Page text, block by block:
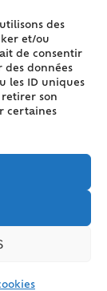
des
et/ou
de consentir
des données
les ID uniques
retirer son
certaines